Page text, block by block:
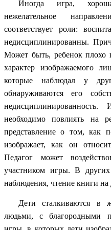
Иногда игра,
нежелательное
соответствует роли:
недисциплинированны.
Может быть, ребенок плохо
характер изображаемого
которые наблюдал у
обнаруживаются его
необходимо повлиять на
представление о том, как
изображает, как он
Педагог может
участником игры. В
наблюдения, чтение книги на
Дети сталкиваются в
людьми, с благородными